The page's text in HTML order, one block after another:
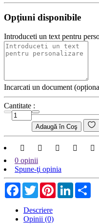
Opţiuni disponibile
Introduceti un text pentru
Incarcati un document
Cantitate :
Adaugă în Coş
0 opinii
Spune-ţi opinia
Facebook
TwitterPinterestLinkedIn
Descriere
Opinii (0)